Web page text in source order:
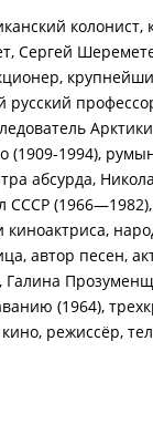
колонист,
Сергей
русский
(1909-1994),
абсурда,
СССР
киноактриса,
автор песен,
(1964),
режиссёр,